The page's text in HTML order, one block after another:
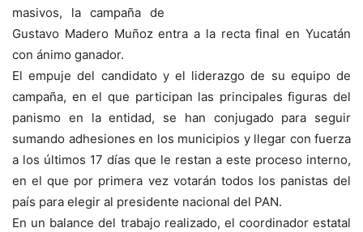
masivos, la campaña de
Gustavo Madero Muñoz entra a la recta final en Yucatán
con ánimo ganador.
El empuje del candidato y el liderazgo de su equipo de
campaña, en el que participan las principales figuras del
panismo en la entidad, se han conjugado para seguir
sumando adhesiones en los municipios y llegar con fuerza
a los últimos 17 días que le restan a este proceso interno,
en el que por primera vez votarán todos los panistas del
país para elegir al presidente nacional del PAN.
En un balance del trabajo realizado, el coordinador estatal